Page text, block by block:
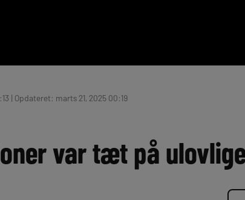
| Opdateret: marts 21, 2025 00:19
var tæt på